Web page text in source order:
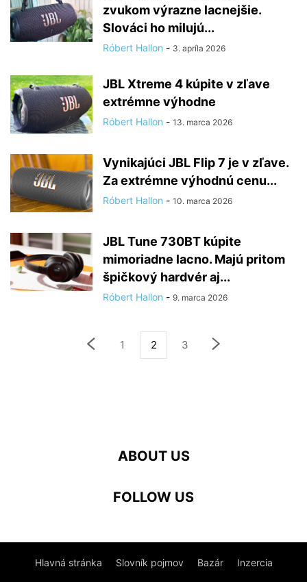
zvukom výrazne lacnejšie.
Slováci ho milujú...
Róbert Hallon - 3. apríla 2026
JBL Xtreme 4 kúpite v zľave
extrémne výhodne
Róbert Hallon - 13. marca 2026
Vynikajúci JBL Flip 7 je v zľave.
Za extrémne výhodnú cenu...
Róbert Hallon - 10. marca 2026
JBL Tune 730BT kúpite
mimoriadne lacno. Majú pritom
špičkový hardvér aj...
Róbert Hallon - 9. marca 2026
1 2 3
ABOUT US
FOLLOW US
Hlavná stránka Slovník pojmov Bazár Inzercia